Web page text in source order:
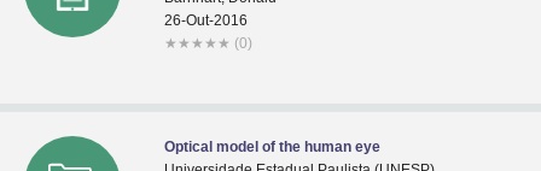
26-Out-2016
★ ★ ★ ★ ★ (0)
Optical model of the human eye